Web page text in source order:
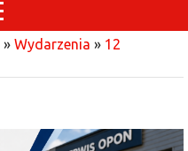
» Wydarzenia » 12